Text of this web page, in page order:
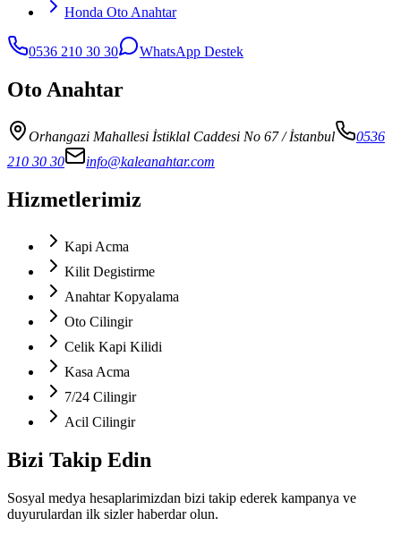
Honda Oto Anahtar
0536 210 30 30 WhatsApp Destek
Oto Anahtar
Orhangazi Mahallesi İstiklal Caddesi No 67/ İstanbul
0536
210 30 30
info@kaleanahtar.com
Hizmetlerimiz
Kapi Acma
Kilit Degistirme
Anahtar Kopyalama
Oto Cilingir
Celik Kapi Kilidi
Kasa Acma
7/24 Cilingir
Acil Cilingir
Bizi Takip Edin
Sosyal medya hesaplarimizdan bizi takip ederek kampanya ve
duyurulardan ilk sizler haberdar olun.